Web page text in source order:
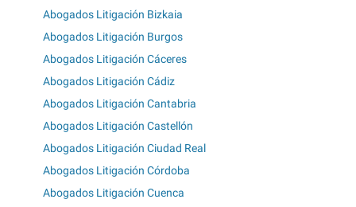
Abogados Litigación Bizkaia
Abogados Litigación Burgos
Abogados Litigación Cáceres
Abogados Litigación Cádiz
Abogados Litigación Cantabria
Abogados Litigación Castellón
Abogados Litigación Ciudad Real
Abogados Litigación Córdoba
Abogados Litigación Cuenca